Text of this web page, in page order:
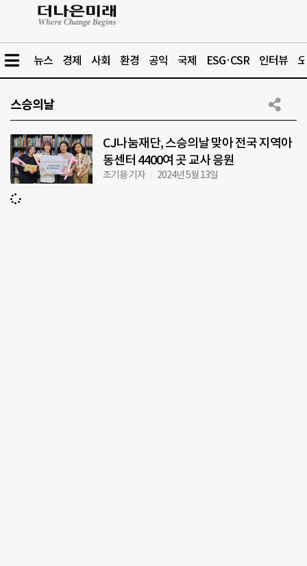
뉴스 경제 사회 환경 공익 국제 ESG·CSR 인터뷰
스승의날
CJ나눔재단, 스승의날 맞아 전국 지역아
동센터 4400여 곳 교사 응원
조기용 기자 2024년 5월 13일